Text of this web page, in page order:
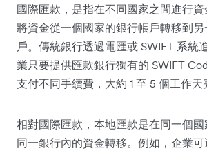
國際匯款，是指在不同國家之間進行
將資金從一個國家的銀行帳戶轉移到
戶。傳統銀行透過電匯或 SWIFT 系統
業只要提供匯款銀行獨有的 SWIFT
支付不同手續費，大約 1 至 5 個工作天
相對國際匯款，本地匯款是在同一個
同一銀行內的資金轉移。例如，企業